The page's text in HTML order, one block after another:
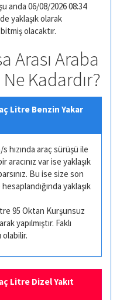
anda 06/08/2026 08:34
yaklaşık olarak
olacaktır.
Arası Araba
Kadardır?
Litre Benzin Yakar
hızında araç sürüşü ile
aracınız var ise yaklaşık
Bu ise size son
yaklaşık
95 Oktan Kurşunsuz
yapılmıştır. Faklı
olabilir.
Litre Dizel Yakıt